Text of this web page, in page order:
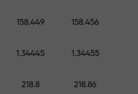
158.449 158.456
1.34445 1.34455
218.8 218.86